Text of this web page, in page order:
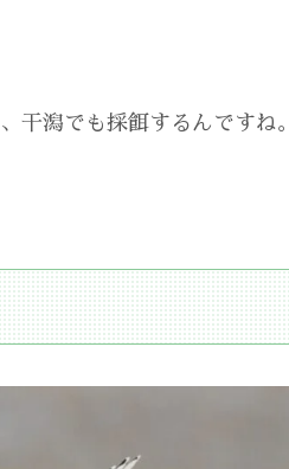
干潟でも採餌するんですね。